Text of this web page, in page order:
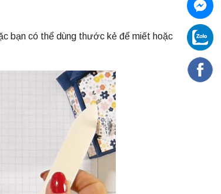
bạn có thể dùng thước kẻ để miết hoặc